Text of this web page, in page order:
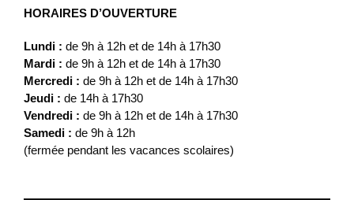
HORAIRES D’OUVERTURE
Lundi : de 9h à 12h et de 14h à 17h30
Mardi : de 9h à 12h et de 14h à 17h30
Mercredi : de 9h à 12h et de 14h à 17h30
Jeudi : de 14h à 17h30
Vendredi : de 9h à 12h et de 14h à 17h30
Samedi : de 9h à 12h
(fermée pendant les vacances scolaires)